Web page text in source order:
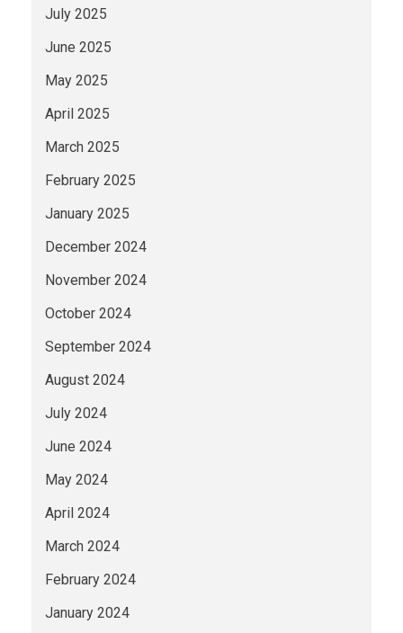
July 2025
June 2025
May 2025
April 2025
March 2025
February 2025
January 2025
December 2024
November 2024
October 2024
September 2024
August 2024
July 2024
June 2024
May 2024
April 2024
March 2024
February 2024
January 2024